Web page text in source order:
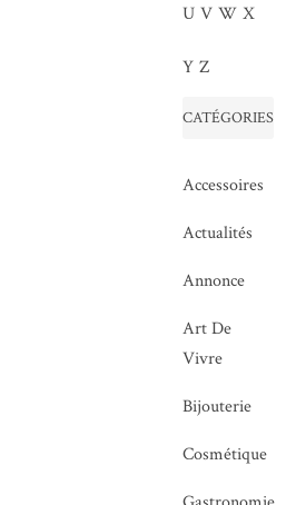
U V W X
Y Z
CATÉGORIES
Accessoires
Actualités
Annonce
Art De
Vivre
Bijouterie
Cosmétique